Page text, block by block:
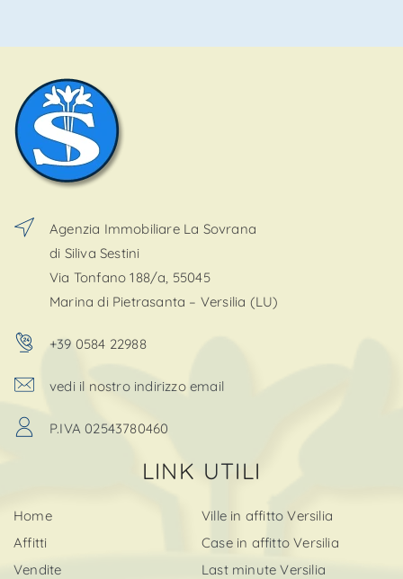
Agenzia Immobiliare La Sovrana
di Siliva Sestini
Via Tonfano 188/a, 55045
Marina di Pietrasanta – Versilia (LU)
+39 0584 22988
vedi il nostro indirizzo email
P.IVA 02543780460
LINK UTILI
Home
Affitti
Vendite
Ville in affitto Versilia
Case in affitto Versilia
Last minute Versilia